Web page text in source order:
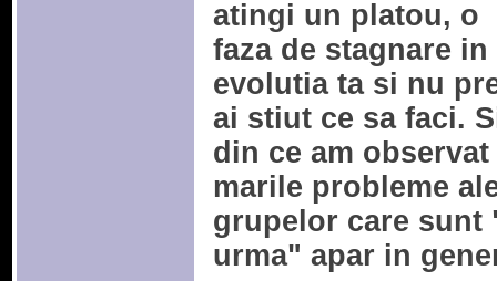
atingi un platou, o
faza de stagnare in
evolutia ta si nu
ai stiut ce sa faci.
din ce am observat
marile probleme
grupelor care sunt
urma" apar in